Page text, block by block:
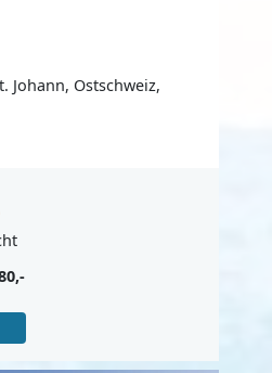
Johann, Ostschweiz,